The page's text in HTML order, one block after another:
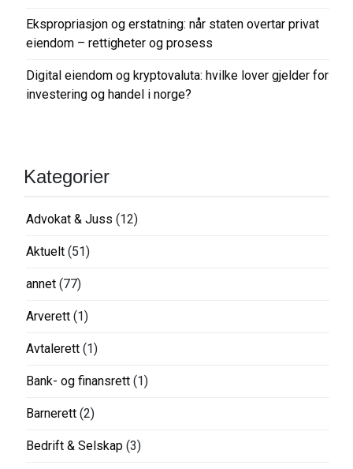
Ekspropriasjon og erstatning: når staten overtar privat
eiendom – rettigheter og prosess
Digital eiendom og kryptovaluta: hvilke lover gjelder for
investering og handel i norge?
Kategorier
Advokat & Juss (12)
Aktuelt (51)
annet (77)
Arverett (1)
Avtalerett (1)
Bank- og finansrett (1)
Barnerett (2)
Bedrift & Selskap (3)